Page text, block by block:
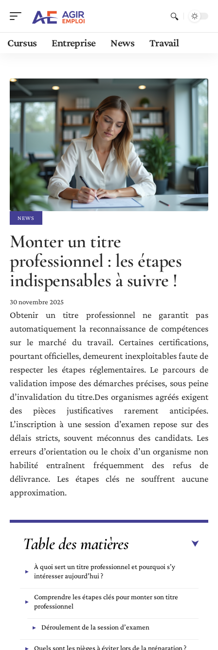
Cursus Entreprise News Travail
NEWS
Monter un titre
professionnel : les étapes
indispensables à suivre !
30 novembre 2025
Obtenir un titre professionnel ne garantit pas
automatiquement la reconnaissance de compétences
sur le marché du travail. Certaines certifications,
pourtant officielles, demeurent inexploitables faute de
respecter les étapes réglementaires. Le parcours de
validation impose des démarches précises, sous peine
d’invalidation du titre.Des organismes agréés exigent
des pièces justificatives rarement anticipées.
L’inscription à une session d’examen repose sur des
délais stricts, souvent méconnus des candidats. Les
erreurs d’orientation ou le choix d’un organisme non
habilité entraînent fréquemment des refus de
délivrance. Les étapes clés ne souffrent aucune
approximation.
Table des matières
À quoi sert un titre professionnel et pourquoi s’y
intéresser aujourd’hui ?
Comprendre les étapes clés pour monter son titre
professionnel
Déroulement de la session d’examen
Quels sont les pièges à éviter lors de la préparation ?